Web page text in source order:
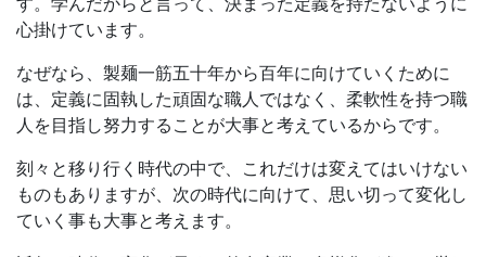
心掛けています。
なぜなら、製麺一筋五十年から百年に向けていくために
は、定義に固執した頑固な職人ではなく、柔軟性を持つ職
人を目指し努力することが大事と考えているからです。
刻々と移り行く時代の中で、これだけは変えてはいけない
ものもありますが、次の時代に向けて、思い切って変化し
ていく事も大事と考えます。